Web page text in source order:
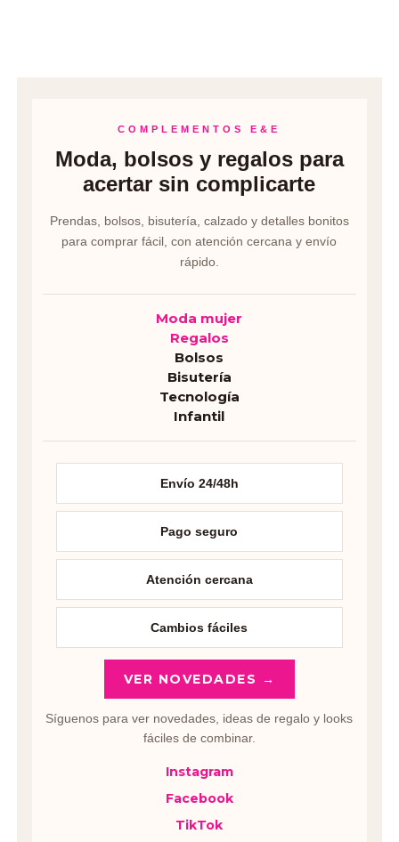
COMPLEMENTOS E&E
Moda, bolsos y regalos para
acertar sin complicarte
Prendas, bolsos, bisutería, calzado y detalles bonitos
para comprar fácil, con atención cercana y envío
rápido.
Moda mujer
Regalos
Bolsos
Bisutería
Tecnología
Infantil
Envío 24/48h
Pago seguro
Atención cercana
Cambios fáciles
VER NOVEDADES →
Síguenos para ver novedades, ideas de regalo y looks
fáciles de combinar.
Instagram
Facebook
TikTok